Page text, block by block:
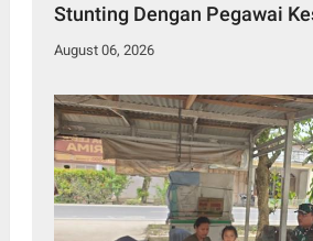
Stunting Dengan Pegawai
Puskesmas
August 06, 2026